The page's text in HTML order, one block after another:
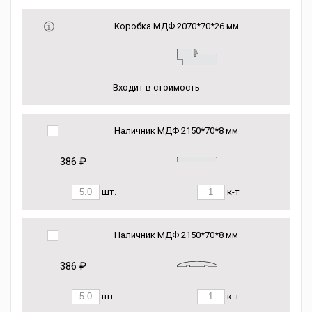
Коробка МДФ 2070*70*26 мм
Входит в стоимость
Наличник МДФ 2150*70*8 мм
386 ₽
шт. к-т
Наличник МДФ 2150*70*8 мм
386 ₽
шт. к-т